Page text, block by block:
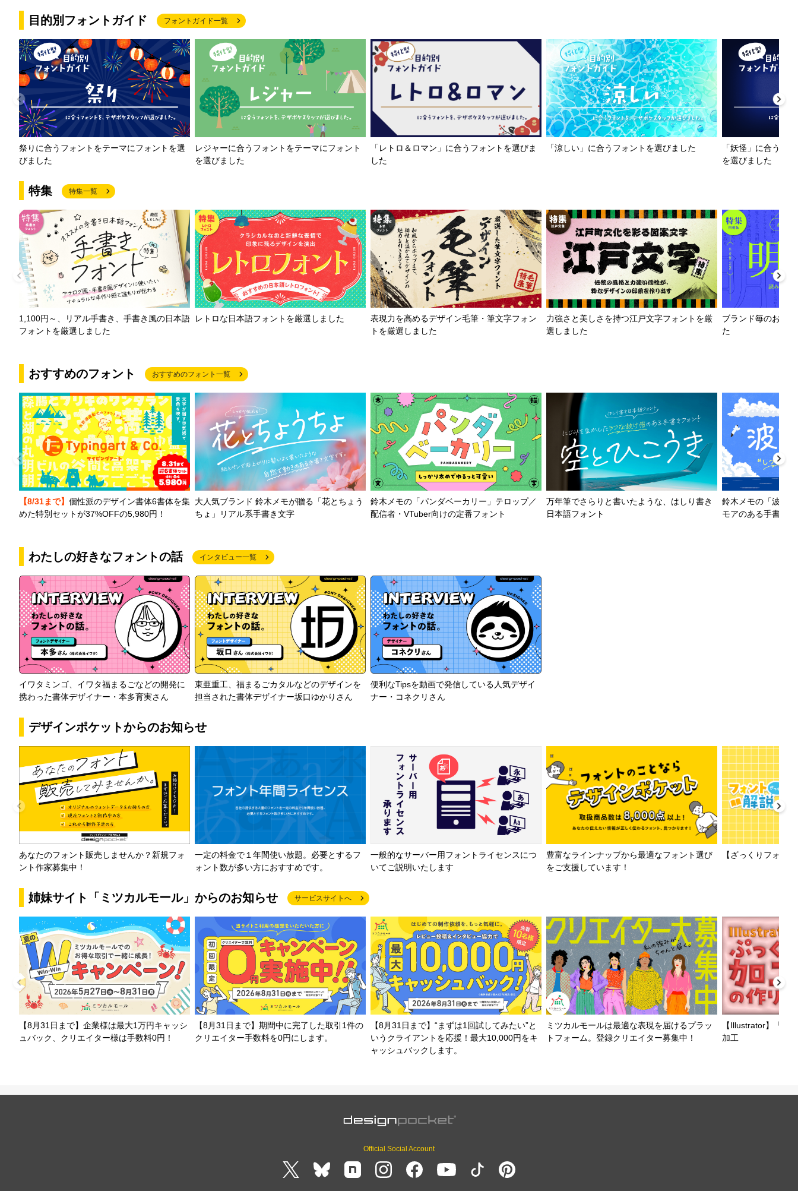
目的別フォントガイド フォントガイド一覧
祭りに合うフォントをテーマにフォントを選
びました
レジャーに合うフォントをテーマにフォント
を選びました
「レトロ＆ロマン」に合うフォントを選びま
した
「涼しい」に合うフォントを選びました
「妖怪」に合うフ
を選びました
特集 特集一覧
1,100円～、リアル手書き、手書き風の日本語
フォントを厳選しました
レトロな日本語フォントを厳選しました
表現力を高めるデザイン毛筆・筆文字フォン
トを厳選しました
力強さと美しさを持つ江戸文字フォントを厳
選しました
ブランド毎のおす
た
おすすめのフォント おすすめのフォント一覧
【8/31まで】 個性派のデザイン書体6書体を集
めた特別セットが37%OFFの5,980円！
大人気ブランド 鈴木メモが贈る「花とちょう
ちょ」リアル系手書き文字
鈴木メモの「パンダベーカリー」テロップ／
配信者・VTuber向けの定番フォント
万年筆でさらりと書いたような、はしり書き
日本語フォント
鈴木メモの「波と
モアのある手書き
わたしの好きなフォントの話 インタビュー一覧
イワタミンゴ、イワタ福まるごなどの開発に
携わった書体デザイナー・本多育実さん
東亜重工、福まるごカタルなどのデザインを
担当された書体デザイナー坂口ゆかりさん
便利なTipsを動画で発信している人気デザイ
ナー・コネクリさん
デザインポケットからのお知らせ
あなたのフォント販売しませんか？新規フォ
ント作家募集中！
一定の料金で１年間使い放題。必要とするフ
ォント数が多い方におすすめです。
一般的なサーバー用フォントライセンスにつ
いてご説明いたします
豊富なラインナップから最適なフォント選び
をご支援しています！
【ざっくりフォン
姉妹サイト「ミツカルモール」からのお知らせ サービスサイトへ
【8月31日まで】企業様は最大1万円キャッシ
ュバック、クリエイター様は手数料0円！
【8月31日まで】期間中に完了した取引1件の
クリエイター手数料を0円にします。
【8月31日まで】“まずは1回試してみたい”と
いうクライアントを応援！最大10,000円をキ
ャッシュバックします。
ミツカルモールは最適な表現を届けるプラッ
トフォーム。登録クリエイター募集中！
【Illustrator】「3D
加工
Official Social Account